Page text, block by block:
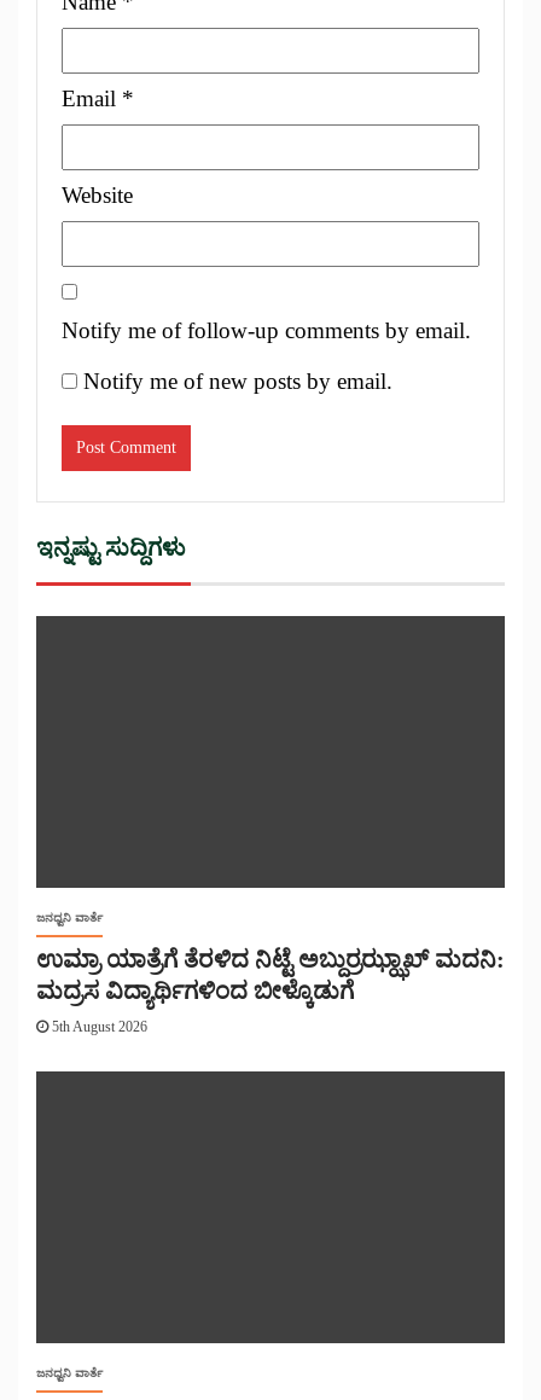
Email *
Website
Notify me of follow-up comments by email.
Notify me of new posts by email.
ಇನ್ನಷ್ಟು ಸುದ್ದಿಗಳು
ಜನಧ್ವನಿ ವಾರ್ತೆ
ಉಮ್ರಾ ಯಾತ್ರೆಗೆ ತೆರಳಿದ ನಿಟ್ಟೆ ಅಬ್ದುರ್ರಝ್ಝಾಖ್ ಮದನಿ:
ಮದ್ರಸ ವಿದ್ಯಾರ್ಥಿಗಳಿಂದ ಬೀಳ್ಕೊಡುಗೆ
5th August 2026
ಜನಧ್ವನಿ ವಾರ್ತೆ